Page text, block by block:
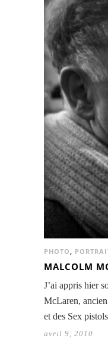
PHOTO
MALCOLM
J’ai appris hier
McLaren,
et des Sex
avril 9, 2010